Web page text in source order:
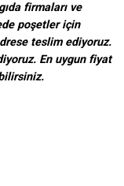
firmaları ve
poşetler için
teslim ediyoruz.
En uygun fiyat